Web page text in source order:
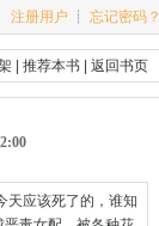
注册用户 ┊ 忘记密码？
|推荐本书 |返回书页
天应该死了的，谁知